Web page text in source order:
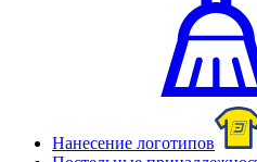
Нанесение логотипов